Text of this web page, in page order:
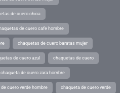
de cuero chica
de cuero cafe hombre
chaquetas de cuero baratas mujer
de cuero azul chaquetas de cuero
chaqueta de cuero zara hombre
cuero verde hombre chaqueta de cuero verde